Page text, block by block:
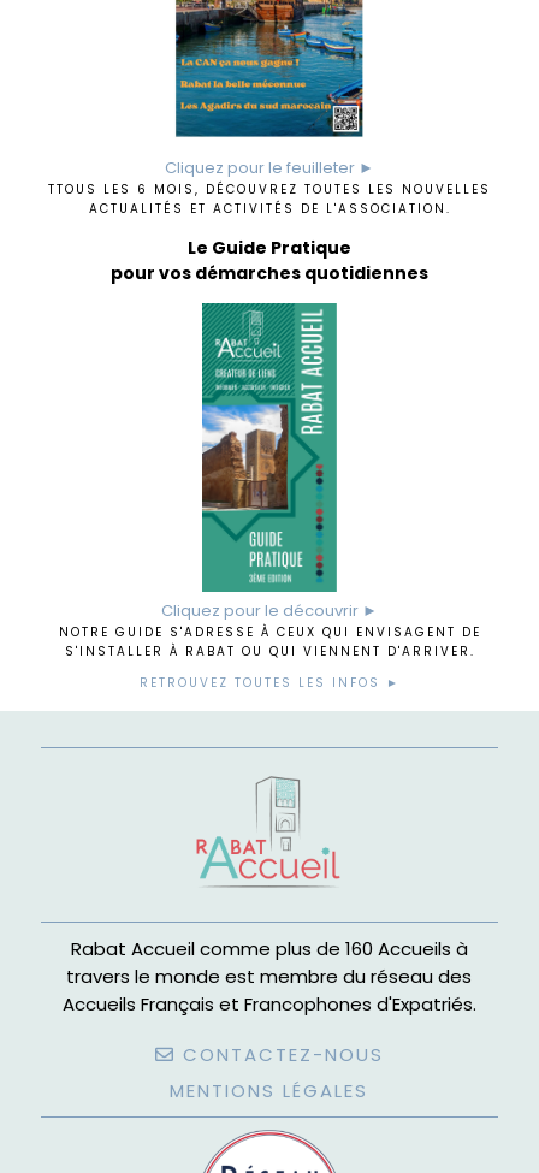
Cliquez pour le feuilleter ►
TTOUS LES 6 MOIS, DÉCOUVREZ TOUTES LES NOUVELLES
ACTUALITÉS ET ACTIVITÉS DE L'ASSOCIATION.
Le Guide Pratique
pour vos démarches quotidiennes
Cliquez pour le découvrir ►
NOTRE GUIDE S'ADRESSE À CEUX QUI ENVISAGENT DE
S'INSTALLER À RABAT OU QUI VIENNENT D'ARRIVER.
RETROUVEZ TOUTES LES INFOS ►
Rabat Accueil comme plus de 160 Accueils à
travers le monde est membre du réseau des
Accueils Français et Francophones d'Expatriés.
CONTACTEZ-NOUS
MENTIONS LÉGALES